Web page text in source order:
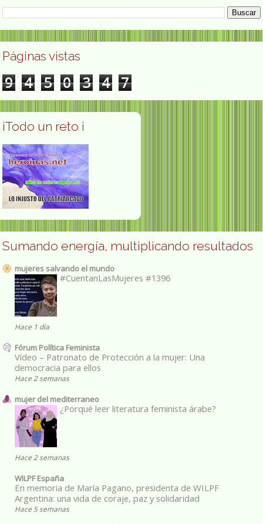
Páginas vistas
9 4 5 0 3 4 7
¡Todo un reto ¡
Sumando energía, multiplicando resultados
mujeres salvando el mundo
#CuentanLasMujeres #1396
Hace 1 día
Fórum Política Feminista
Vídeo – Patronato de Protección a la mujer: Una
democracia para ellos
Hace 2 semanas
mujer del mediterraneo
¿Porqué leer literatura feminista árabe?
Hace 2 semanas
WILPF España
En memoria de María Pagano, presidenta de WILPF
Argentina: una vida de coraje, paz y solidaridad
Hace 5 semanas